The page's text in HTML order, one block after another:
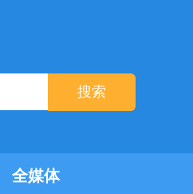
搜索
全媒体